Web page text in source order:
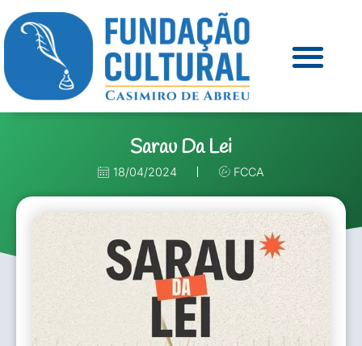
Sarau Da Lei
18/04/2024 FCCA